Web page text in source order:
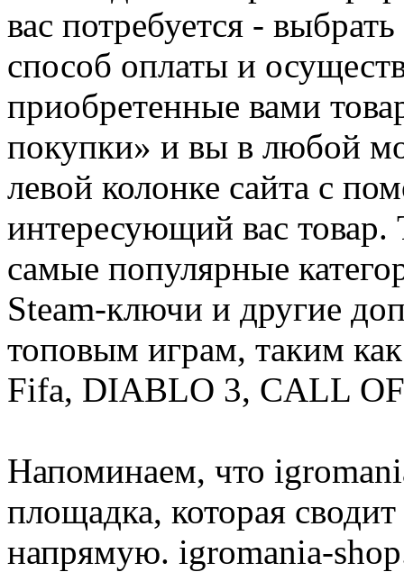
вас потребуется -
способ оплаты и
приобретенные вами
покупки» и вы в любой
левой колонке сайта с
интересующий вас
самые популярные
Steam-ключи и другие
топовым играм, таким
Fifa, DIABLO 3, CALL
Напоминаем, что
площадка, которая
напрямую. igromania-